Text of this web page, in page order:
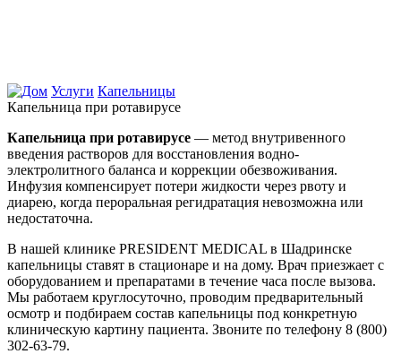
Услуги Капельницы
Капельница при ротавирусе
Капельница при ротавирусе — метод внутривенного
введения растворов для восстановления водно-
электролитного баланса и коррекции обезвоживания.
Инфузия компенсирует потери жидкости через рвоту и
диарею, когда пероральная регидратация невозможна или
недостаточна.
В нашей клинике PRESIDENT MEDICAL в Шадринске
капельницы ставят в стационаре и на дому. Врач приезжает с
оборудованием и препаратами в течение часа после вызова.
Мы работаем круглосуточно, проводим предварительный
осмотр и подбираем состав капельницы под конкретную
клиническую картину пациента. Звоните по телефону 8 (800)
302-63-79.